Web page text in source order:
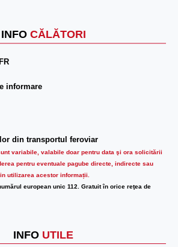
INFO CĂLĂTORI
informare
din transportul feroviar
variabile, valabile doar pentru data şi ora solicitării
pentru eventuale pagube directe, indirecte sau
utilizarea acestor informații.
european unic 112. Gratuit în orice reţea de
INFO UTILE